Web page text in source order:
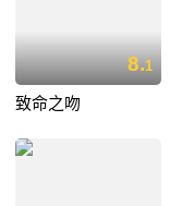
8.1
致命之吻